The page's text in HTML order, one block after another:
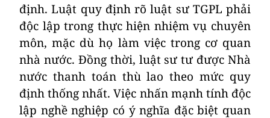
định. Luật quy định rõ luật sư TGPL phải
độc lập trong thực hiện nhiệm vụ chuyên
môn, mặc dù họ làm việc trong cơ quan
nhà nước. Đồng thời, luật sư tư được Nhà
nước thanh toán thù lao theo mức quy
định thống nhất. Việc nhấn mạnh tính độc
lập nghề nghiệp có ý nghĩa đặc biệt quan